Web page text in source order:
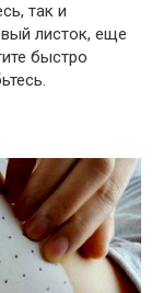
так и
листок, еще
быстро